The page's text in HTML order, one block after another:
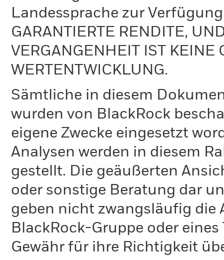
Landessprache zur
GARANTIERTE RENDITE,
VERGANGENHEIT IST KEINE
WERTENTWICKLUNG.
Sämtliche in diesem
wurden von BlackRock
eigene Zwecke eingesetzt
Analysen werden in diesem
gestellt. Die geäußerten
oder sonstige Beratung dar
geben nicht zwangsläufig die
BlackRock-Gruppe oder
Gewähr für ihre Richtigkeit